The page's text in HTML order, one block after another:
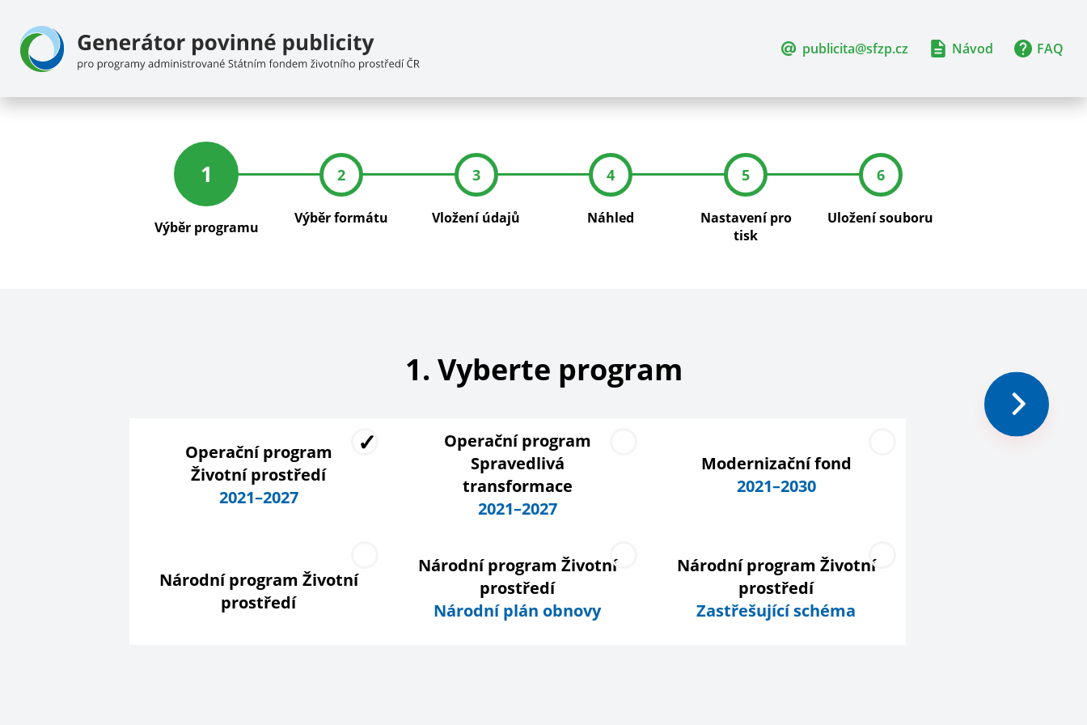
publicita@sfzp.cz Návod FAQ
1
Výběr programu
2
Výběr formátu
3
Vložení údajů
4
Náhled
5
Nastavení pro
tisk
6
Uložení souboru
1. Vyberte program
Národní program Životní
prostředí
Zastřešující schéma
Národní program Životní
prostředí
Národní plán obnovy
Národní program Životní
prostředí
Modernizační fond
2021–2030
Operační program
Spravedlivá
transformace
2021–2027
Operační program
Životní prostředí
2021–2027